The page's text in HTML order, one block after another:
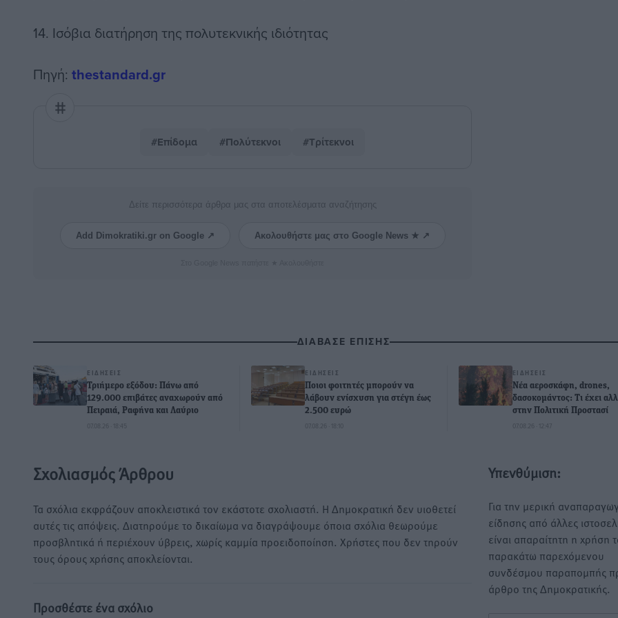
14. Ισόβια διατήρηση της πολυτεκνικής ιδιότητας
Πηγή: thestandard.gr
#Επίδομα #Πολύτεκνοι #Τρίτεκνοι
Δείτε περισσότερα άρθρα μας στα αποτελέσματα αναζήτησης
Add Dimokratiki.gr on Google ↗ Ακολουθήστε μας στο Google News ★ ↗
ΔΙΑΒΑΣΕ ΕΠΙΣΗΣ
ΕΙΔΉΣΕΙΣ
Τριήμερο εξόδου: Πάνω από
129.000 επιβάτες αναχωρούν από
Πειραιά, Ραφήνα και Λαύριο
07.08.26 · 18:45
ΕΙΔΉΣΕΙΣ
Ποιοι φοιτητές μπορούν να
λάβουν ενίσχυση για στέγη έως
2.500 ευρώ
07.08.26 · 18:10
ΕΙΔΉΣΕΙΣ
Νέα αεροσκάφη, drones,
δασοκομάντος: Τι έχει
στην Πολιτική Προστασί
07.08.26 · 12:47
Σχολιασμός Άρθρου
Τα σχόλια εκφράζουν αποκλειστικά τον εκάστοτε σχολιαστή. Η Δημοκρατική δεν υιοθετεί
αυτές τις απόψεις. Διατηρούμε το δικαίωμα να διαγράψουμε όποια σχόλια θεωρούμε
προσβλητικά ή περιέχουν ύβρεις, χωρίς καμμία προειδοποίηση. Χρήστες που δεν τηρούν
τους όρους χρήσης αποκλείονται.
Προσθέστε ένα σχόλιο
Υπενθύμιση:
Για την μερική
είδησης από άλλες
είναι απαραίτητη η χρήση
παρακάτω παρεχόμενου
συνδέσμου παραπομπής
άρθρο της Δημοκρατικής.